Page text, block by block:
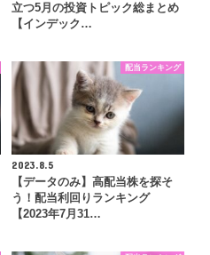
立つ5月の投資トピック総まとめ
【インデック…
配当ランキング
2023.8.5
【データのみ】高配当株を探そ
う！配当利回りランキング
【2023年7月31…